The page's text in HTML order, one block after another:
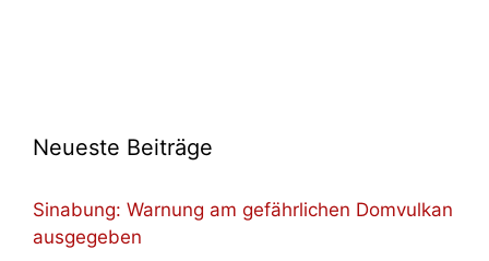
Neueste Beiträge
Sinabung: Warnung am gefährlichen Domvulkan
ausgegeben